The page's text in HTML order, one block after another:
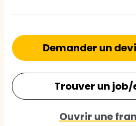
Demander un
Trouver un
Ouvrir une